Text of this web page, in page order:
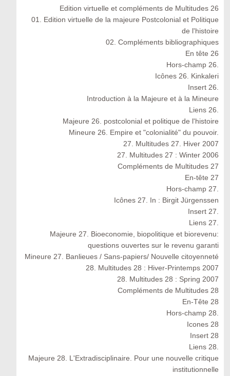
Edition virtuelle et compléments de Multitudes 26
01. Edition virtuelle de la majeure Postcolonial et Politique
de l'histoire
02. Compléments bibliographiques
En tête 26
Hors-champ 26.
Icônes 26. Kinkaleri
Insert 26.
Introduction à la Majeure et à la Mineure
Liens 26.
Majeure 26. postcolonial et politique de l'histoire
Mineure 26. Empire et "colonialité" du pouvoir.
27. Multitudes 27. Hiver 2007
27. Multitudes 27 : Winter 2006
Compléments de Multitudes 27
En-tête 27
Hors-champ 27.
Icônes 27. In : Birgit Jürgenssen
Insert 27.
Liens 27.
Majeure 27. Bioeconomie, biopolitique et biorevenu:
questions ouvertes sur le revenu garanti
Mineure 27. Banlieues / Sans-papiers/ Nouvelle citoyenneté
28. Multitudes 28 : Hiver-Printemps 2007
28. Multitudes 28 : Spring 2007
Compléments de Multitudes 28
En-Tête 28
Hors-champ 28.
Icones 28
Insert 28
Liens 28.
Majeure 28. L'Extradisciplinaire. Pour une nouvelle critique
institutionnelle